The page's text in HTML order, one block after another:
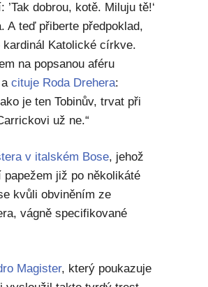
dobrou, kotě. Miluju tě!‘
A teď přiberte předpoklad,
Katolické církve.
na popsanou aféru
acituje Roda Drehera:
je ten Tobinův, trvat při
už ne.“
v italském Bose, jehož
již po několikáté
kvůli obviněním ze
vágně specifikované
Magister, který poukazuje